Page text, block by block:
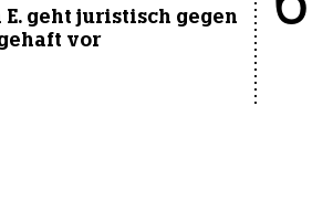
E. geht juristisch gegen
vor